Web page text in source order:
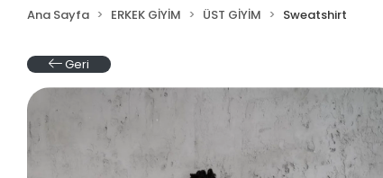
Ana Sayfa ERKEK GİYİM ÜST GİYİM Sweatshirt
Geri